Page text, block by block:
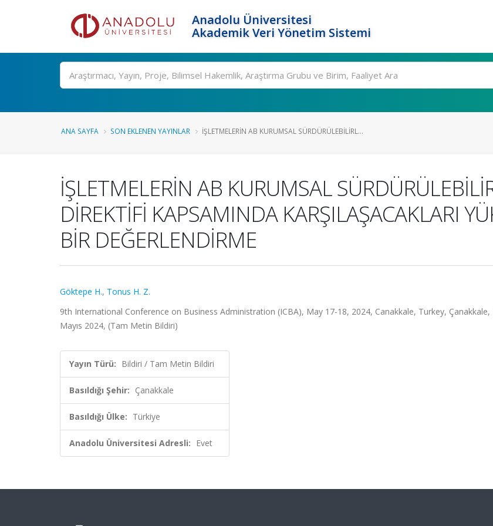
Anadolu Üniversitesi
Akademik Veri Yönetim Sistemi
Ara
ANA SAYFA SON EKLENEN YAYINLAR İŞLETMELERİN AB KURUMSAL SÜRDÜRÜLEBİLİRL...
İŞLETMELERİN AB KURUMSAL
DİREKTİFİ KAPSAMINDA KARŞILAŞACAKLARI
BİR DEĞERLENDİRME
Göktepe H., Tonus H. Z.
9th International Conference on Business Administration (ICBA), May 17-18, 2024, Canakkale, Turkey, Çanakkale,
Mayıs 2024, (Tam Metin Bildiri)
Yayın Türü: Bildiri / Tam Metin Bildiri
Basıldığı Şehir: Çanakkale
Basıldığı Ülke: Türkiye
Anadolu Üniversitesi Adresli: Evet